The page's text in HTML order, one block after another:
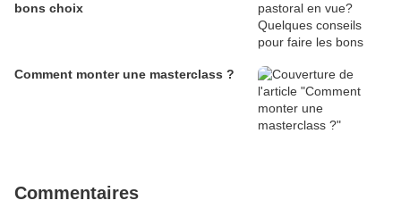
bons choix
Comment monter une masterclass ?
Commentaires